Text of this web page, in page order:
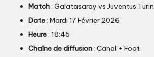
Match: Galatasaray vs Juventus Turin
Date: Mardi 17 Février 2026
Heure: 18:45
Chaîne de diffusion: Canal + Foot